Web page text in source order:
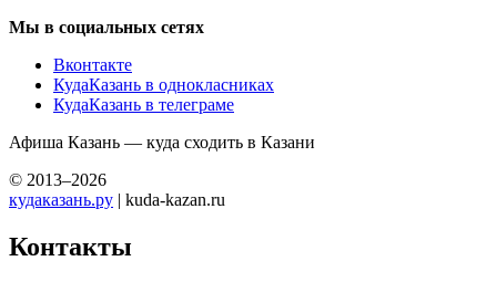
Мы в социальных сетях
Вконтакте
КудаКазань в однокласниках
КудаКазань в телеграме
Афиша Казань — куда сходить в Казани
© 2013–2026
кудаказань.ру | kuda-kazan.ru
Контакты